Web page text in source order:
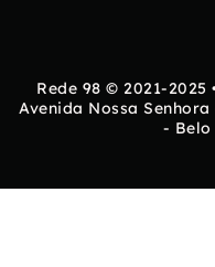
Rede 98 © 2021-
Avenida Nossa
-